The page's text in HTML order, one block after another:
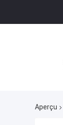
Aperçu